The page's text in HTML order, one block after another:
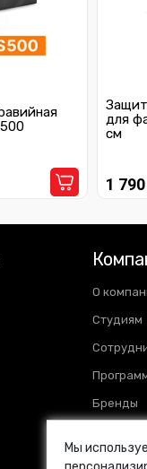
для
см
1
О
Студиям
Бренды
Новости
Мы